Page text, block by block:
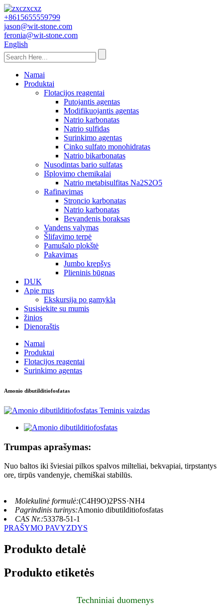
+8615655559799
jason@wit-stone.com
feronia@wit-stone.com
English
Namai
Produktai
Flotacijos reagentai
Putojantis agentas
Modifikuojantis agentas
Natrio karbonatas
Natrio sulfidas
Surinkimo agentas
Cinko sulfato monohidratas
Natrio bikarbonatas
Nusodintas bario sulfatas
Išplovimo chemikalai
Natrio metabisulfitas Na2S2O5
Rafinavimas
Stroncio karbonatas
Natrio karbonatas
Bevandenis boraksas
Vandens valymas
Šlifavimo terpė
Pamušalo plokštė
Pakavimas
Jumbo krepšys
Plieninis būgnas
DUK
Apie mus
Ekskursija po gamyklą
Susisiekite su mumis
žinios
Dienoraštis
Namai
Produktai
Flotacijos reagentai
Surinkimo agentas
Amonio dibutilditiofosfatas
Trumpas aprašymas:
Nuo baltos iki šviesiai pilkos spalvos milteliai, bekvapiai, tirpstantys
ore, tirpūs vandenyje, chemiškai stabilūs.
Molekulinė formulė:(C4H9O)2PSS·NH4
Pagrindinis turinys:Amonio dibutilditiofosfatas
CAS Nr.:53378-51-1
PRAŠYMO PAVYZDYS
Produkto detalė
Produkto etiketės
Techniniai duomenys